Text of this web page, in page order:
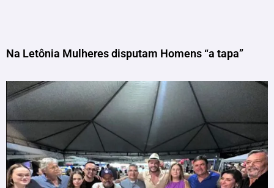
Na Letônia Mulheres disputam Homens “a tapa”